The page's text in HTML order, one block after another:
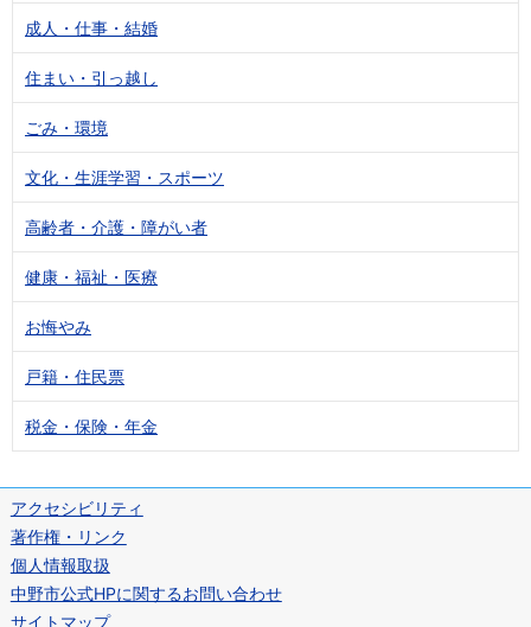
成人・仕事・結婚
住まい・引っ越し
ごみ・環境
文化・生涯学習・スポーツ
高齢者・介護・障がい者
健康・福祉・医療
お悔やみ
戸籍・住民票
税金・保険・年金
アクセシビリティ
著作権・リンク
個人情報取扱
中野市公式HPに関するお問い合わせ
サイトマップ